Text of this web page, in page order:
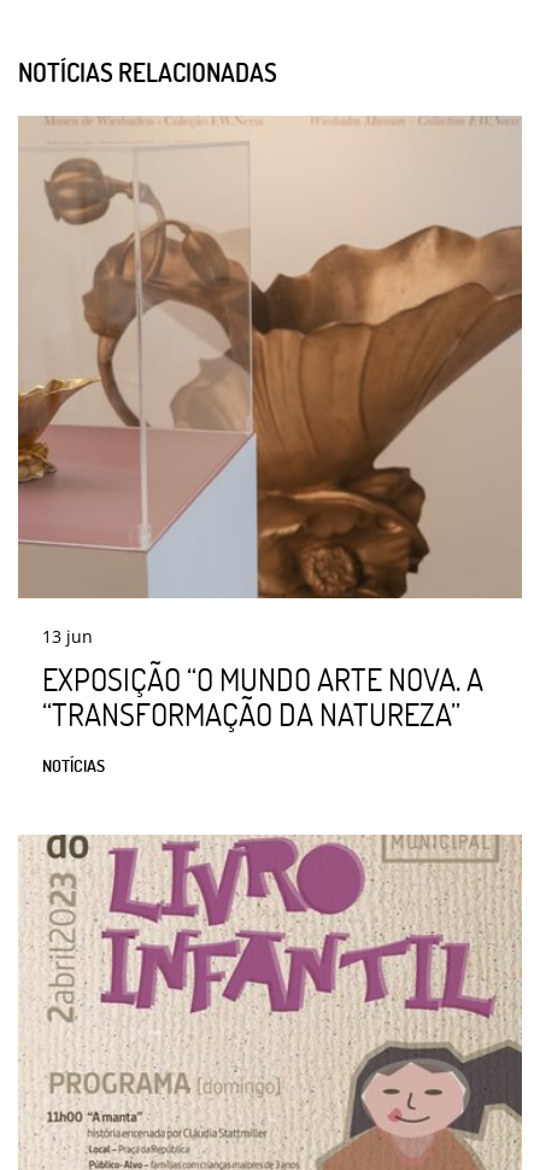
NOTÍCIAS RELACIONADAS
13 jun
EXPOSIÇÃO “O MUNDO ARTE NOVA. A
“TRANSFORMAÇÃO DA NATUREZA”
NOTÍCIAS